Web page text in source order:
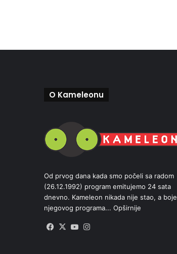
O Kameleonu
Od prvog dana kada smo počeli sa radom
(26.12.1992) program emitujemo 24 sata
dnevno. Kameleon nikada nije stao, a boje
njegovog programa... Opširnije
Facebook
X YouTube